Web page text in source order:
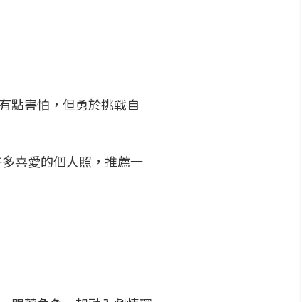
點害怕，但勇於挑戰自
喜愛的個人照，推薦一